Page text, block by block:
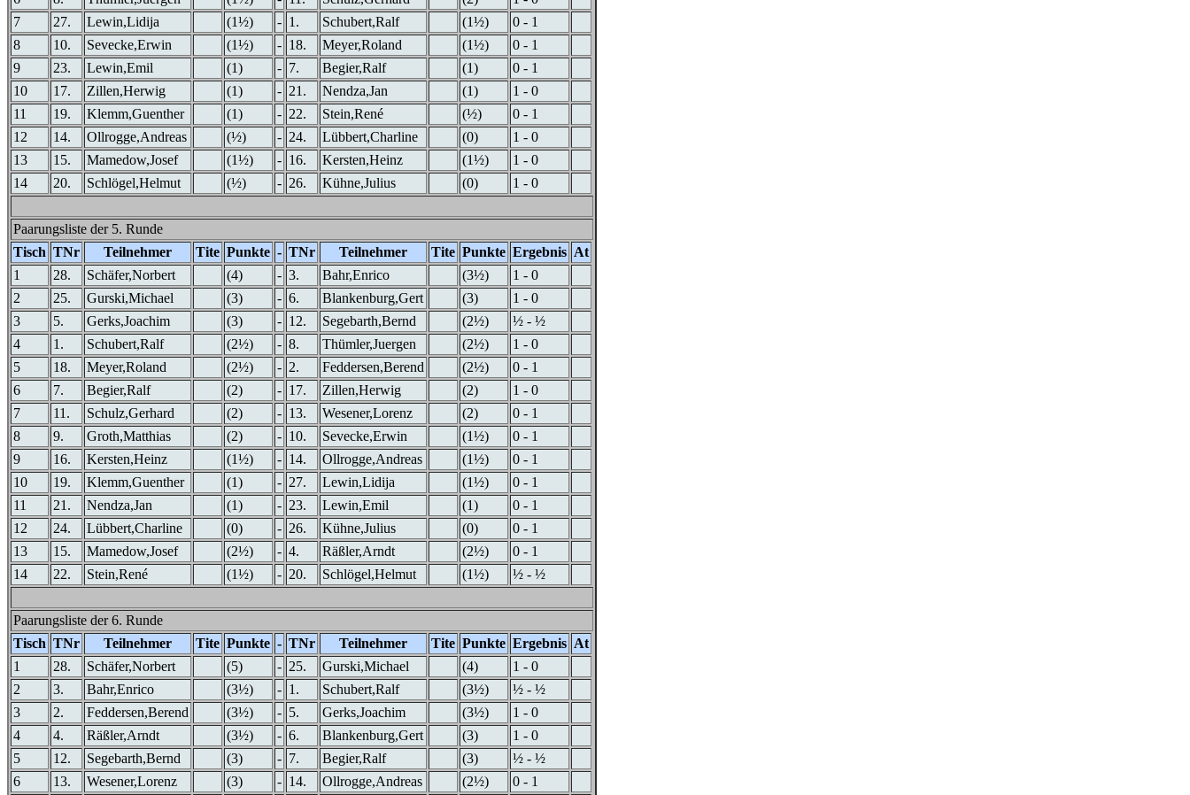
7
27. Lewin,Lidija (1½) - 1. Schubert,Ralf (1½)
0 - 1
8
10. Sevecke,Erwin (1½) - 18. Meyer,Roland (1½)
0 - 1
9
23. Lewin,Emil (1) - 7. Begier,Ralf (1)
0 - 1
10
17. Zillen,Herwig (1) - 21. Nendza,Jan (1)
1 - 0
11
19. Klemm,Guenther (1) - 22. Stein,René (½)
0 - 1
12
14. Ollrogge,Andreas (½) - 24. Lübbert,Charline (0)
1 - 0
13
15. Mamedow,Josef (1½) - 16. Kersten,Heinz (1½)
1 - 0
14
20. Schlögel,Helmut (½) - 26. Kühne,Julius (0) 1 - 0
Paarungsliste der 5. Runde
Tisch TNr Teilnehmer Tite Punkte - TNr Teilnehmer Tite Punkte Ergebnis At
1
28. Schäfer,Norbert (4) - 3. Bahr,Enrico (3½)
1 - 0
2
25. Gurski,Michael (3) - 6. Blankenburg,Gert (3)
1 - 0
3
5. Gerks,Joachim (3) - 12. Segebarth,Bernd (2½)
½ - ½
4
1. Schubert,Ralf (2½) - 8. Thümler,Juergen (2½)
1 - 0
5
18. Meyer,Roland (2½) - 2. Feddersen,Berend (2½)
0 - 1
6
7. Begier,Ralf (2) - 17. Zillen,Herwig (2)
1 - 0
7
11. Schulz,Gerhard (2) - 13. Wesener,Lorenz (2)
0 - 1
8
9. Groth,Matthias (2) - 10. Sevecke,Erwin (1½)
0 - 1
9
16. Kersten,Heinz (1½) - 14. Ollrogge,Andreas (1½)
0 - 1
10
19. Klemm,Guenther (1) - 27. Lewin,Lidija (1½)
0 - 1
11
21. Nendza,Jan (1) - 23. Lewin,Emil (1)
0 - 1
12
24. Lübbert,Charline (0) - 26. Kühne,Julius (0)
0 - 1
13
15. Mamedow,Josef (2½) - 4. Räßler,Arndt (2½)
0 - 1
14
22. Stein,René (1½) - 20. Schlögel,Helmut (1½) ½ - ½
Paarungsliste der 6. Runde
Tisch TNr Teilnehmer Tite Punkte - TNr Teilnehmer Tite Punkte Ergebnis At
1
28. Schäfer,Norbert (5) - 25. Gurski,Michael (4)
1 - 0
2
3. Bahr,Enrico (3½) - 1. Schubert,Ralf (3½)
½ - ½
3
2. Feddersen,Berend (3½) - 5. Gerks,Joachim (3½)
1 - 0
4
4. Räßler,Arndt (3½) - 6. Blankenburg,Gert (3)
1 - 0
5
12. Segebarth,Bernd (3) - 7. Begier,Ralf (3)
½ - ½
6
13. Wesener,Lorenz (3) - 14. Ollrogge,Andreas (2½)
0 - 1